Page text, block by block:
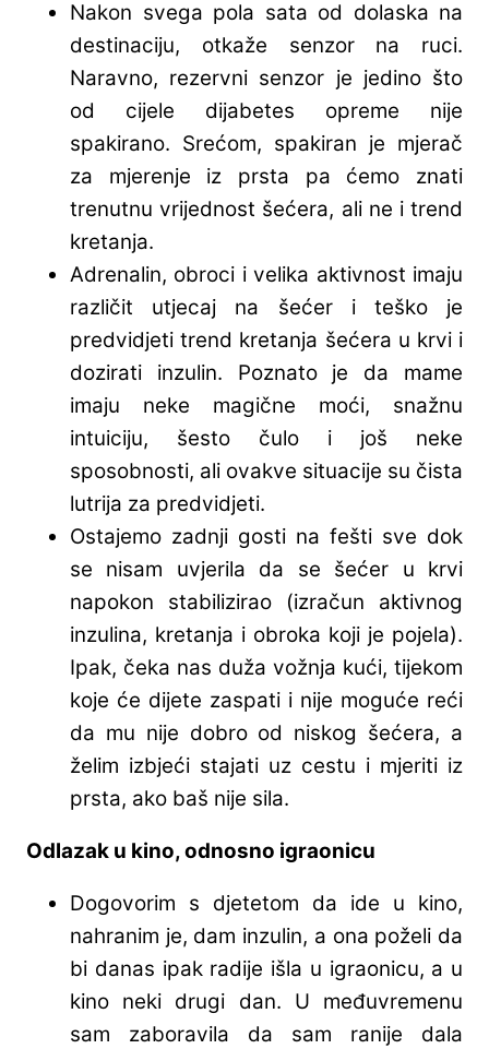
Nakon svega pola sata od dolaska na
destinaciju, otkaže senzor na ruci.
Naravno, rezervni senzor je jedino što
od cijele dijabetes opreme nije
spakirano. Srećom, spakiran je mjerač
za mjerenje iz prsta pa ćemo znati
trenutnu vrijednost šećera, ali ne i trend
kretanja.
Adrenalin, obroci i velika aktivnost imaju
različit utjecaj na šećer i teško je
predvidjeti trend kretanja šećera u krvi i
dozirati inzulin. Poznato je da mame
imaju neke magične moći, snažnu
intuiciju, šesto čulo i još neke
sposobnosti, ali ovakve situacije su čista
lutrija za predvidjeti.
Ostajemo zadnji gosti na fešti sve dok
se nisam uvjerila da se šećer u krvi
napokon stabilizirao (izračun aktivnog
inzulina, kretanja i obroka koji je pojela).
Ipak, čeka nas duža vožnja kući, tijekom
koje će dijete zaspati i nije moguće reći
da mu nije dobro od niskog šećera, a
želim izbjeći stajati uz cestu i mjeriti iz
prsta, ako baš nije sila.
Odlazak u kino, odnosno igraonicu
Dogovorim s djetetom da ide u kino,
nahranim je, dam inzulin, a ona poželi da
bi danas ipak radije išla u igraonicu, a u
kino neki drugi dan. U međuvremenu
sam zaboravila da sam ranije dala